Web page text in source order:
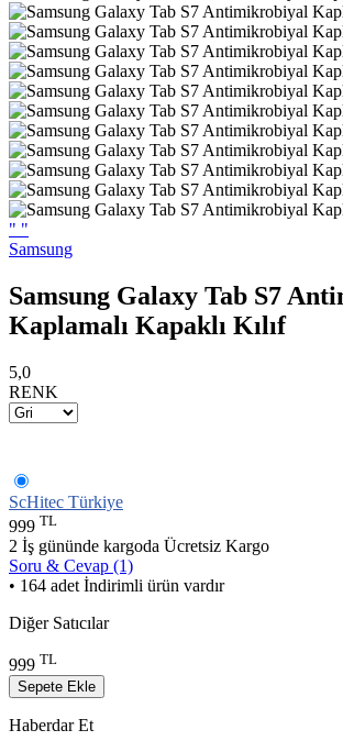
" "
Samsung
Samsung Galaxy Tab S7
Kaplamalı Kapaklı Kılıf
5,0
RENK
ScHitec Türkiye
999 TL
2 İş gününde kargoda Ücretsiz Kargo
Soru & Cevap (1)
• 164 adet İndirimli ürün vardır
Diğer Satıcılar
999 TL
Sepete Ekle
Haberdar Et